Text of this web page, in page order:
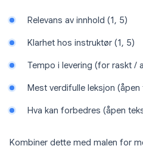
Relevans av innhold (1, 5)
Klarhet hos instruktør (1, 5)
Tempo i levering (for raskt /
Mest verdifulle leksjon (åpen
Hva kan forbedres (åpen
Kombiner dette med malen for